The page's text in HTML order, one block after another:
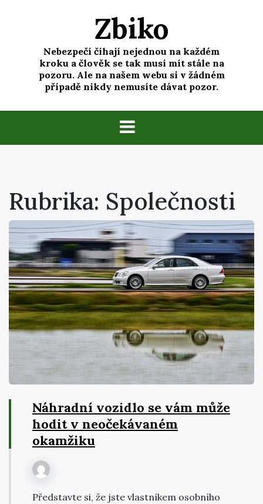
Zbiko
Nebezpečí číhají nejednou na každém
kroku a člověk se tak musí mít stále na
pozoru. Ale na našem webu si v žádném
případě nikdy nemusíte dávat pozor.
Rubrika: Společnosti
Náhradní vozidlo se vám může
hodit v neočekávaném
okamžiku
Představte si, že jste vlastníkem osobního